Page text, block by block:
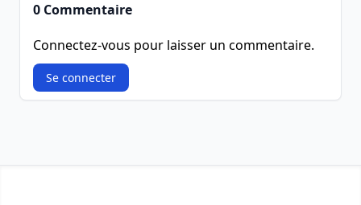
0 Commentaire
Connectez-vous pour laisser un commentaire.
Se connecter